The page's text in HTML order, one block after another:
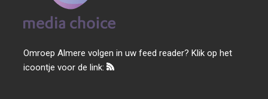
Omroep Almere volgen in uw feed reader? Klik op het
icoontje voor de link: